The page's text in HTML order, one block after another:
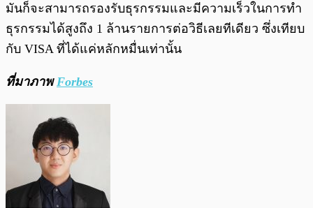
มันก็จะสามารถรองรับธุรกรรมและมีความเร็วในการทำ
ธุรกรรมได้สูงถึง 1 ล้านรายการต่อวิธีเลยทีเดียว ซึ่งเทียบ
กับ VISA ที่ได้แค่หลักหมื่นเท่านั้น
ที่มาภาพ Forbes